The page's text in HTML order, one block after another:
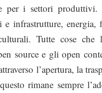
per i settori
infrastrutture, energia,
Tutte cose che
source e gli open
l’apertura, la
rimane sempre